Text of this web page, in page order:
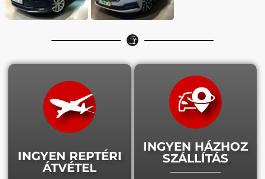
INGYEN REPTÉRI
ÁTVÉTEL
INGYEN HÁZHOZ
SZÁLLÍTÁS